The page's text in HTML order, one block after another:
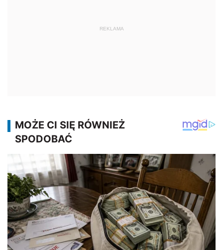
REKLAMA